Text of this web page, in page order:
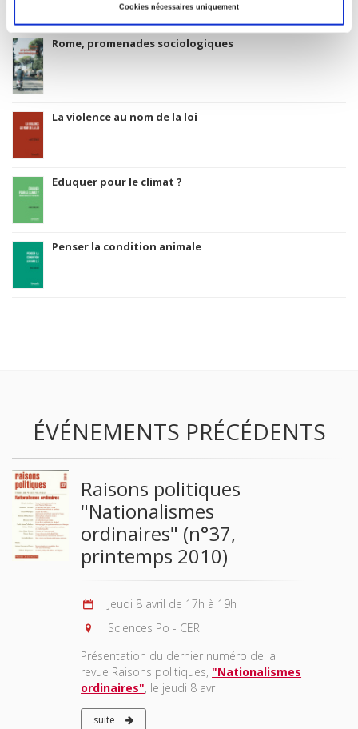
Cookies nécessaires uniquement
Rome, promenades sociologiques
La violence au nom de la loi
Eduquer pour le climat ?
Penser la condition animale
ÉVÉNEMENTS PRÉCÉDENTS
Raisons politiques
"Nationalismes
ordinaires" (n°37,
printemps 2010)
Jeudi 8 avril de 17h à 19h
Sciences Po - CERI
Présentation du dernier numéro de la
revue Raisons politiques, "Nationalismes
ordinaires", le jeudi 8 avr
suite